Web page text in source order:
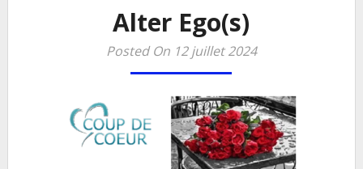
Alter Ego(s)
Posted On 12 juillet 2024